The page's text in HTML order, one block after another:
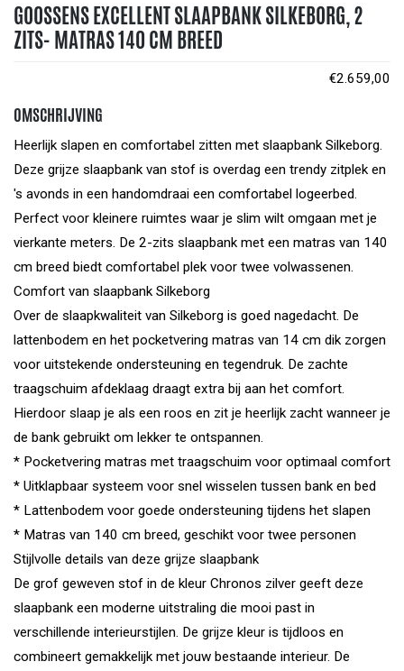
GOOSSENS EXCELLENT SLAAPBANK SILKEBORG, 2
ZITS- MATRAS 140 CM BREED
€2.659,00
OMSCHRIJVING
Heerlijk slapen en comfortabel zitten met slaapbank Silkeborg.
Deze grijze slaapbank van stof is overdag een trendy zitplek en
's avonds in een handomdraai een comfortabel logeerbed.
Perfect voor kleinere ruimtes waar je slim wilt omgaan met je
vierkante meters. De 2-zits slaapbank met een matras van 140
cm breed biedt comfortabel plek voor twee volwassenen.
Comfort van slaapbank Silkeborg
Over de slaapkwaliteit van Silkeborg is goed nagedacht. De
lattenbodem en het pocketvering matras van 14 cm dik zorgen
voor uitstekende ondersteuning en tegendruk. De zachte
traagschuim afdeklaag draagt extra bij aan het comfort.
Hierdoor slaap je als een roos en zit je heerlijk zacht wanneer je
de bank gebruikt om lekker te ontspannen.
* Pocketvering matras met traagschuim voor optimaal comfort
* Uitklapbaar systeem voor snel wisselen tussen bank en bed
* Lattenbodem voor goede ondersteuning tijdens het slapen
* Matras van 140 cm breed, geschikt voor twee personen
Stijlvolle details van deze grijze slaapbank
De grof geweven stof in de kleur Chronos zilver geeft deze
slaapbank een moderne uitstraling die mooi past in
verschillende interieurstijlen. De grijze kleur is tijdloos en
combineert gemakkelijk met jouw bestaande interieur. De